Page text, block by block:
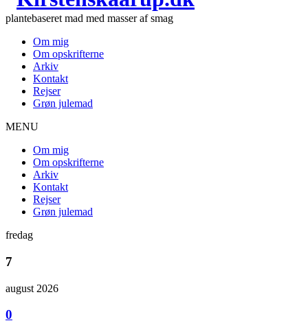
plantebaseret mad med masser af smag
Om mig
Om opskrifterne
Arkiv
Kontakt
Rejser
Grøn julemad
MENU
Om mig
Om opskrifterne
Arkiv
Kontakt
Rejser
Grøn julemad
fredag
7
august 2026
0